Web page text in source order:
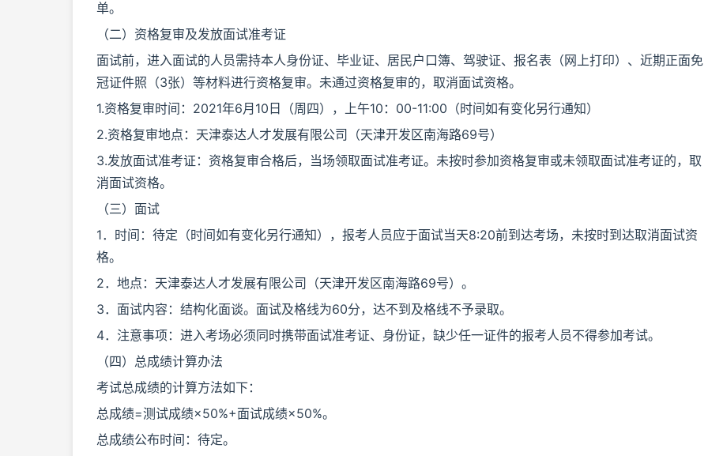
单。
（二）资格复审及发放面试准考证
面试前，进入面试的人员需持本人身份证、毕业证、居民户口簿、驾驶证、报名表（网上打印）、近期正面免
冠证件照（3张）等材料进行资格复审。未通过资格复审的，取消面试资格。
1.资格复审时间：2021年6月10日（周四），上午10：00-11:00（时间如有变化另行通知）
2.资格复审地点：天津泰达人才发展有限公司（天津开发区南海路69号）
3.发放面试准考证：资格复审合格后，当场领取面试准考证。未按时参加资格复审或未领取面试准考证的，取
消面试资格。
（三）面试
1．时间：待定（时间如有变化另行通知），报考人员应于面试当天8:20前到达考场，未按时到达取消面试资
格。
2．地点：天津泰达人才发展有限公司（天津开发区南海路69号）。
3．面试内容：结构化面谈。面试及格线为60分，达不到及格线不予录取。
4．注意事项：进入考场必须同时携带面试准考证、身份证，缺少任一证件的报考人员不得参加考试。
（四）总成绩计算办法
考试总成绩的计算方法如下：
总成绩=测试成绩×50%+面试成绩×50%。
总成绩公布时间：待定。